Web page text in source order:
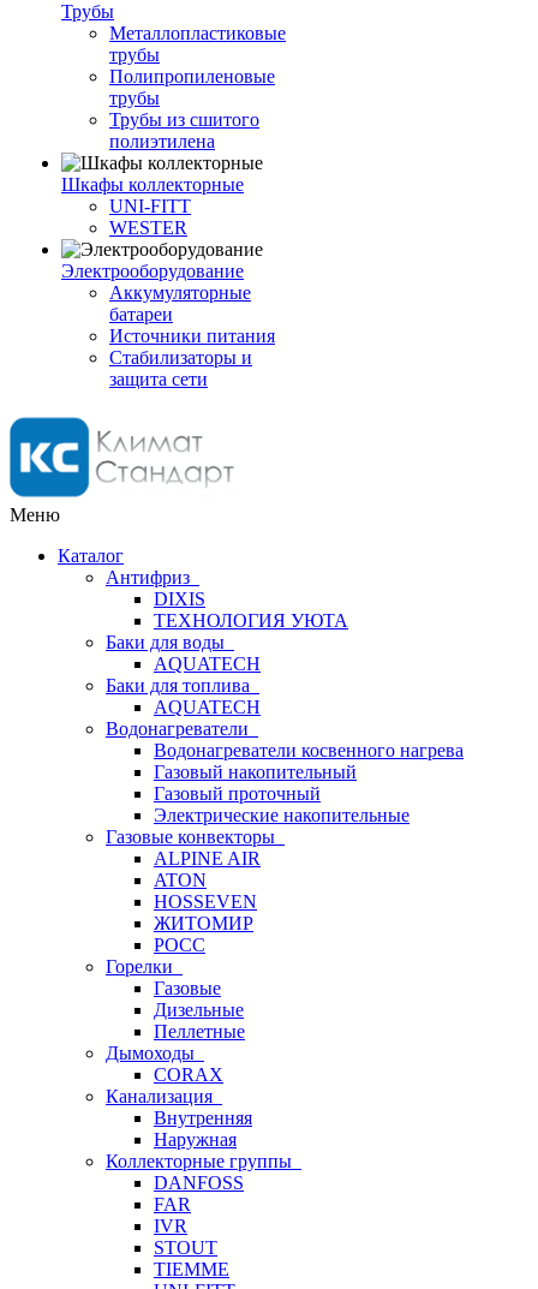
Трубы
Металлопластиковые
трубы
Полипропиленовые
трубы
Трубы из сшитого
полиэтилена
Шкафы коллекторные
UNI-FITT
WESTER
Электрооборудование
Аккумуляторные
батареи
Источники питания
Стабилизаторы и
защита сети
Меню
Каталог
Антифриз
DIXIS
ТЕХНОЛОГИЯ УЮТА
Баки для воды
AQUATECH
Баки для топлива
AQUATECH
Водонагреватели
Водонагреватели косвенного нагрева
Газовый накопительный
Газовый проточный
Электрические накопительные
Газовые конвекторы
ALPINE AIR
ATON
HOSSEVEN
ЖИТОМИР
РОСС
Горелки
Газовые
Дизельные
Пеллетные
Дымоходы
CORAX
Канализация
Внутренняя
Наружная
Коллекторные группы
DANFOSS
FAR
IVR
STOUT
TIEMME